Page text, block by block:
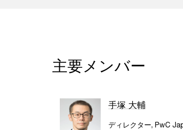
主要メンバー
手塚 大輔
ディレクター, PwC